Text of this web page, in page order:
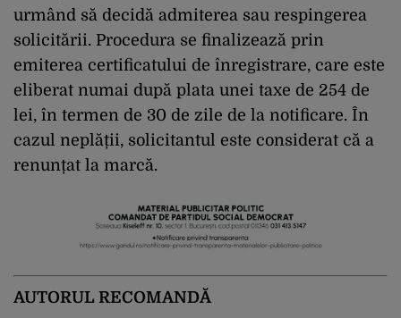
urmând să decidă admiterea sau respingerea
solicitării. Procedura se finalizează prin
emiterea certificatului de înregistrare, care este
eliberat numai după plata unei taxe de 254 de
lei, în termen de 30 de zile de la notificare. În
cazul neplății, solicitantul este considerat că a
renunțat la marcă.
AUTORUL RECOMANDĂ